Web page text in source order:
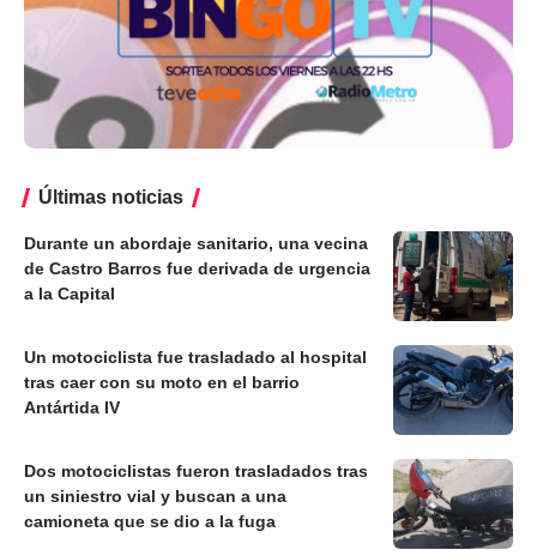
Últimas noticias
Durante un abordaje sanitario, una vecina
de Castro Barros fue derivada de urgencia
a la Capital
Un motociclista fue trasladado al hospital
tras caer con su moto en el barrio
Antártida IV
Dos motociclistas fueron trasladados tras
un siniestro vial y buscan a una
camioneta que se dio a la fuga